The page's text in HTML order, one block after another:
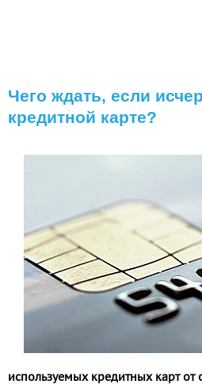
Чего ждать, если
кредитной карте?
используемых кредитных карт от